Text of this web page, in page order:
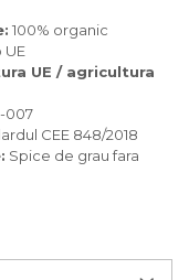
100% organic
UE
UE / agricultura
007
CEE 848/2018
Spice de grau fara